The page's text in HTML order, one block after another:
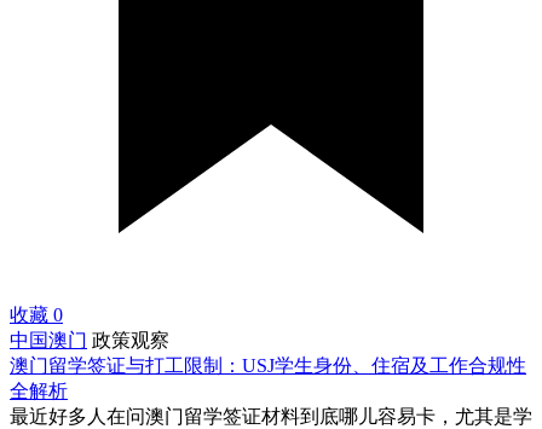
收藏 0
中国澳门 政策观察
澳门留学签证与打工限制：USJ学生身份、住宿及工作合规性
全解析
最近好多人在问澳门留学签证材料到底哪儿容易卡，尤其是学